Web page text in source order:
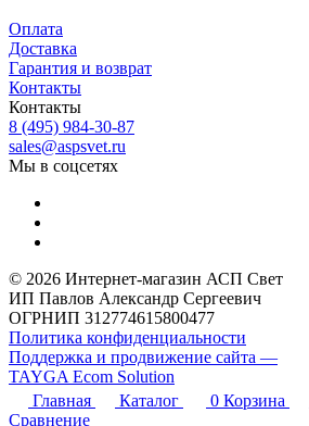
Оплата
Доставка
Гарантия и возврат
Контакты
Контакты
8 (495) 984-30-87
sales@aspsvet.ru
Мы в соцсетях
© 2026 Интернет-магазин АСП Свет
ИП Павлов Александр Сергеевич
ОГРНИП 312774615800477
Политика конфиденциальности
Поддержка и продвижение сайта —
TAYGA Ecom Solution
Главная
Каталог 0 Корзина
Сравнение